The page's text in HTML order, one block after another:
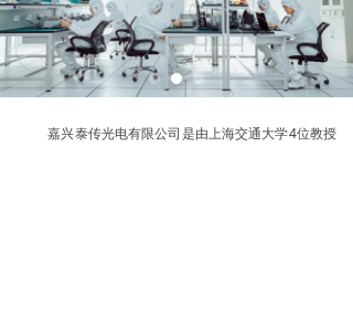
嘉兴泰传光电有限公司是由上海交通大学4位教授